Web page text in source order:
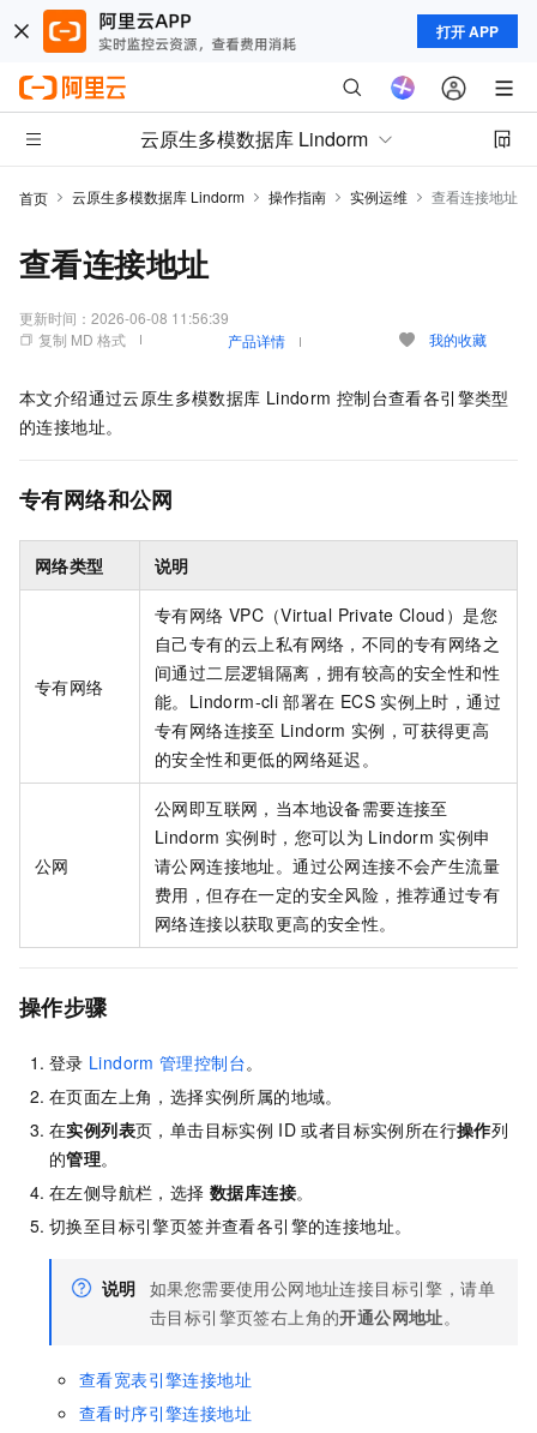
打开 APP
云原生多模数据库 Lindorm
首页 云原生多模数据库 Lindorm 操作指南 实例运维 查看连接地址
查看连接地址
更新时间： 2026-06-08 11:56:39
复制 MD 格式
产品详情 我的收藏
本文介绍通过云原生多模数据库 Lindorm 控制台查看各引擎类型
的连接地址。
专有网络和公网
网络类型 说明
专有网络
专有网络 VPC（Virtual Private Cloud）是您
自己专有的云上私有网络，不同的专有网络之
间通过二层逻辑隔离，拥有较高的安全性和性
能。Lindorm-cli 部署在 ECS 实例上时，通过
专有网络连接至 Lindorm 实例，可获得更高
的安全性和更低的网络延迟。
公网
公网即互联网，当本地设备需要连接至
Lindorm 实例时，您可以为 Lindorm 实例申
请公网连接地址。通过公网连接不会产生流量
费用，但存在一定的安全风险，推荐通过专有
网络连接以获取更高的安全性。
操作步骤
登录 Lindorm 管理控制台。
在页面左上角，选择实例所属的地域。
在实例列表页，单击目标实例 ID 或者目标实例所在行操作列
的管理。
在左侧导航栏，选择 数据库连接。
切换至目标引擎页签并查看各引擎的连接地址。
说明 如果您需要使用公网地址连接目标引擎，请单
击目标引擎页签右上角的开通公网地址。
查看宽表引擎连接地址
查看时序引擎连接地址